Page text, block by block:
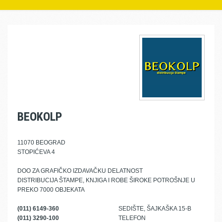
BEOKOLP
11070 BEOGRAD
STOPIĆEVA 4
DOO ZA GRAFIČKO IZDAVAČKU DELATNOST
DISTRIBUCIJA ŠTAMPE, KNJIGA I ROBE ŠIROKE POTROŠNJE U
PREKO 7000 OBJEKATA
(011) 6149-360
SEDIŠTE, ŠAJKAŠKA 15-B
(011) 3290-100
TELEFON